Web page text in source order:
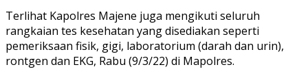
Terlihat Kapolres Majene juga mengikuti seluruh
rangkaian tes kesehatan yang disediakan seperti
pemeriksaan fisik, gigi, laboratorium (darah dan urin),
rontgen dan EKG, Rabu (9/3/22) di Mapolres.